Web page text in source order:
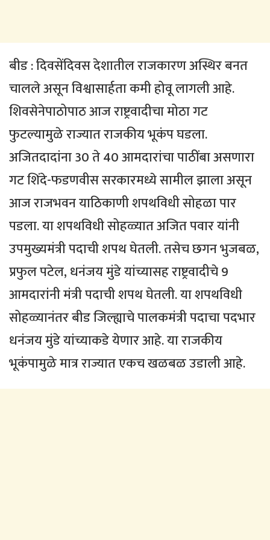
बीड : दिवसेंदिवस देशातील राजकारण अस्थिर बनत
चालले असून विश्वासार्हता कमी होवू लागली आहे.
शिवसेनेपाठोपाठ आज राष्ट्रवादीचा मोठा गट
फुटल्यामुळे राज्यात राजकीय भूकंप घडला.
अजितदादांना 30 ते 40 आमदारांचा पाठींबा असणारा
गट शिंदे-फडणवीस सरकारमध्ये सामील झाला असून
आज राजभवन याठिकाणी शपथविधी सोहळा पार
पडला. या शपथविधी सोहळ्यात अजित पवार यांनी
उपमुख्यमंत्री पदाची शपथ घेतली. तसेच छगन भुजबळ,
प्रफुल पटेल, धनंजय मुंडे यांच्यासह राष्ट्रवादीचे 9
आमदारांनी मंत्री पदाची शपथ घेतली. या शपथविधी
सोहळ्यानंतर बीड जिल्ह्याचे पालकमंत्री पदाचा पदभार
धनंजय मुंडे यांच्याकडे येणार आहे. या राजकीय
भूकंपामुळे मात्र राज्यात एकच खळबळ उडाली आहे.